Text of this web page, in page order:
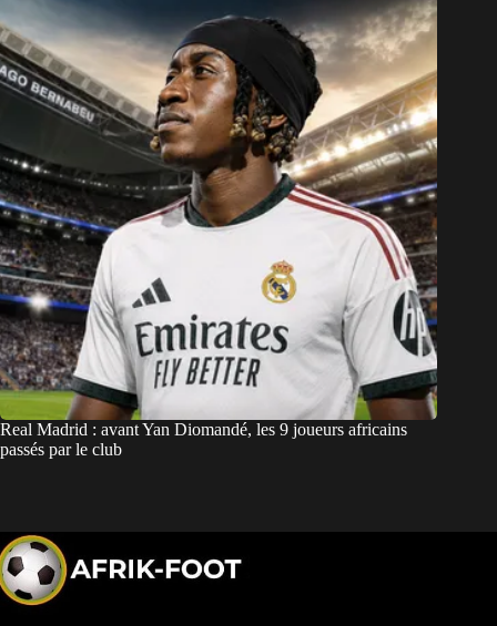
Real Madrid : avant Yan Diomandé, les 9 joueurs africains
passés par le club